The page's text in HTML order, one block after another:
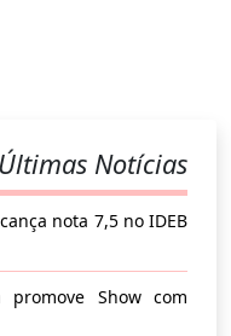
Últimas Notícias
nota 7,5 no IDEB
promove Show com